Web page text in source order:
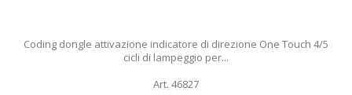
Coding dongle attivazione indicatore di direzione One Touch 4/5
cicli di lampeggio per...
Art. 46827